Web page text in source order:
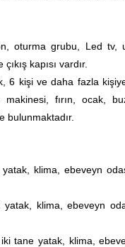
oturma grubu, Led tv,
kapısı vardır.
6 kişi ve daha fazla
makinesi, fırın, ocak,
bulunmaktadır.
klima, ebeveyn
klima, ebeveyn
tane yatak, klima,